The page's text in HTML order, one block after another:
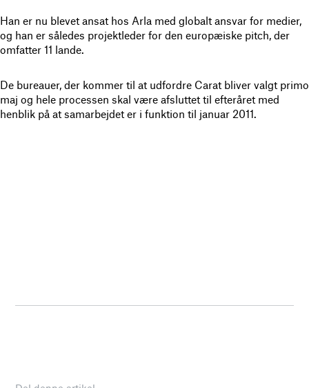
Han er nu blevet ansat hos Arla med globalt ansvar for medier,
og han er således projektleder for den europæiske pitch, der
omfatter 11 lande.
De bureauer, der kommer til at udfordre Carat bliver valgt primo
maj og hele processen skal være afsluttet til efteråret med
henblik på at samarbejdet er i funktion til januar 2011.